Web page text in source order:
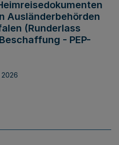
Ausländerbehörden
(Runderlass
- PEP-
2026